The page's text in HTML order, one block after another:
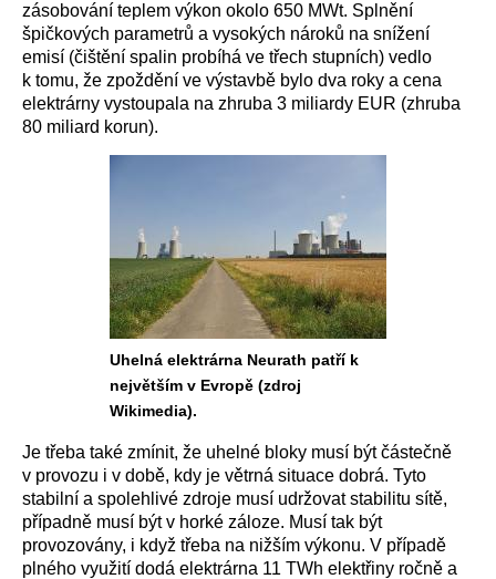
zásobování teplem výkon okolo 650 MWt. Splnění
špičkových parametrů a vysokých nároků na snížení
emisí (čištění spalin probíhá ve třech stupních) vedlo
k tomu, že zpoždění ve výstavbě bylo dva roky a cena
elektrárny vystoupala na zhruba 3 miliardy EUR (zhruba
80 miliard korun).
Uhelná elektrárna Neurath patří k
největším v Evropě (zdroj
Wikimedia).
Je třeba také zmínit, že uhelné bloky musí být částečně
v provozu i v době, kdy je větrná situace dobrá. Tyto
stabilní a spolehlivé zdroje musí udržovat stabilitu sítě,
případně musí být v horké záloze. Musí tak být
provozovány, i když třeba na nižším výkonu. V případě
plného využití dodá elektrárna 11 TWh elektřiny ročně a